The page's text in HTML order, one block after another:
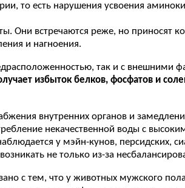
то есть нарушения усвоения
Они встречаются реже, но приносят
и нагноения.
так и с внешними
избыток белков, фосфатов и
внутренних органов и
некачественной воды с
у мэйн-кунов, персидских,
не только из-за
с тем, что у животных мужского